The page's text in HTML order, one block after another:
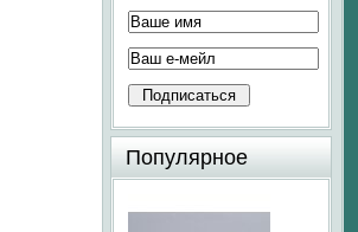
Популярное